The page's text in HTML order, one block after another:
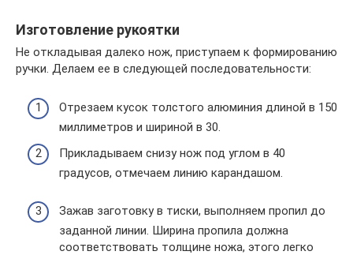
Изготовление рукоятки
Не откладывая далеко нож, приступаем к формированию
ручки. Делаем ее в следующей последовательности:
Отрезаем кусок толстого алюминия длиной в 150
миллиметров и шириной в 30.
Прикладываем снизу нож под углом в 40
градусов, отмечаем линию карандашом.
Зажав заготовку в тиски, выполняем пропил до
заданной линии. Ширина пропила должна
соответствовать толщине ножа, этого легко